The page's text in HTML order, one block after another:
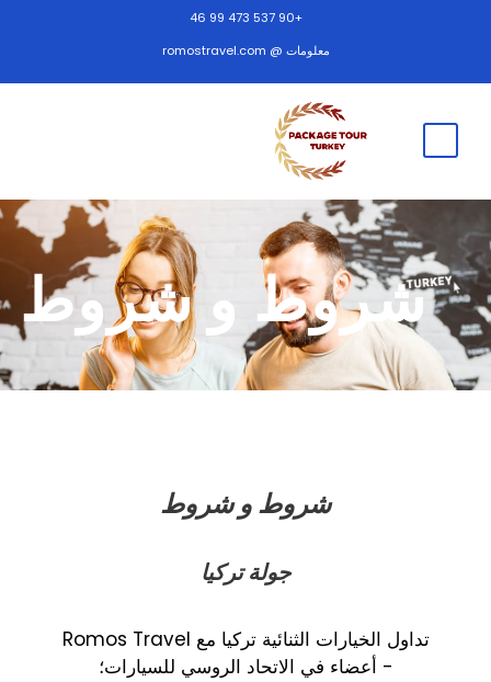
+90 537 473 99 46
معلومات @ romostravel.com
شروط و شروط
شروط و شروط
جولة تركيا
تداول الخيارات الثنائية تركيا مع Romos Travel
- أعضاء في الاتحاد الروسي للسيارات؛